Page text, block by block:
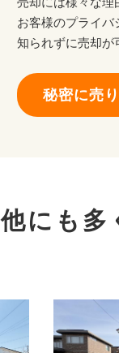
お客様のプライバ
知られずに売却が
秘密に売
他にも多